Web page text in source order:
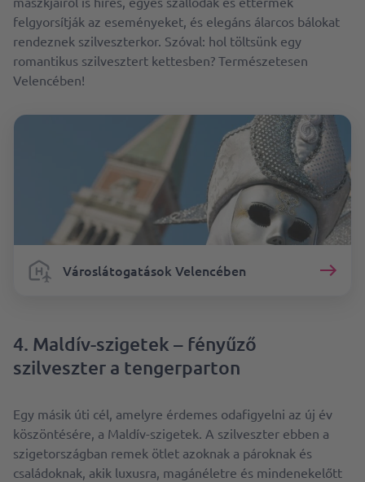
felgyorsítják az eseményeket, és elegáns álarcos bálokat
rendeznek szilveszterkor. Szóval: hol töltsünk egy
romantikus szilvesztert kettesben? Természetesen
Velencében!
Városlátogatások Velencében
4. Maldív-szigetek – fényűző
szilveszter a tengerparton
Egy másik úti cél, amelyre érdemes odafigyelni az új év
köszöntésére, a Maldív-szigetek. A szilveszter ebben a
szigetországban remek ötlet azoknak a pároknak és
családoknak, akik luxusra, magánéletre és mindenekelőtt